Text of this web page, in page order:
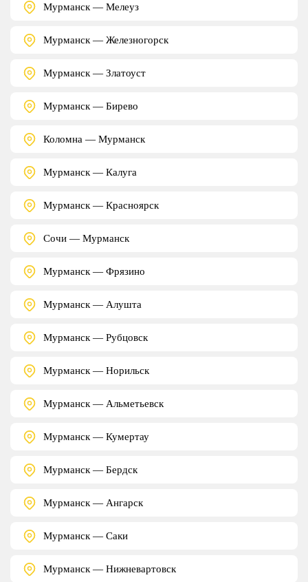
Мурманск — Мелеуз
Мурманск — Железногорск
Мурманск — Златоуст
Мурманск — Бирево
Коломна — Мурманск
Мурманск — Калуга
Мурманск — Красноярск
Сочи — Мурманск
Мурманск — Фрязино
Мурманск — Алушта
Мурманск — Рубцовск
Мурманск — Норильск
Мурманск — Альметьевск
Мурманск — Кумертау
Мурманск — Бердск
Мурманск — Ангарск
Мурманск — Саки
Мурманск — Нижневартовск